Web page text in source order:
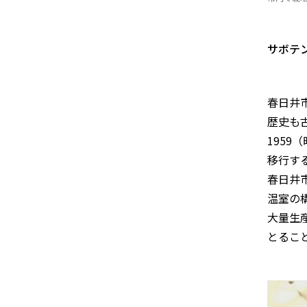
サボテ
春日井
歴史も
1959（
移行す
春日井
温室の
大量生
とるこ